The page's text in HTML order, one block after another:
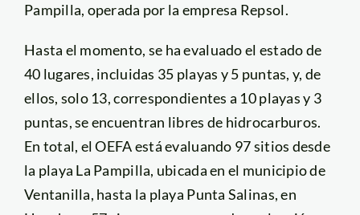
Pampilla, operada por la empresa Repsol.
Hasta el momento, se ha evaluado el estado de
40 lugares, incluidas 35 playas y 5 puntas, y, de
ellos, solo 13, correspondientes a 10 playas y 3
puntas, se encuentran libres de hidrocarburos.
En total, el OEFA está evaluando 97 sitios desde
la playa La Pampilla, ubicada en el municipio de
Ventanilla, hasta la playa Punta Salinas, en